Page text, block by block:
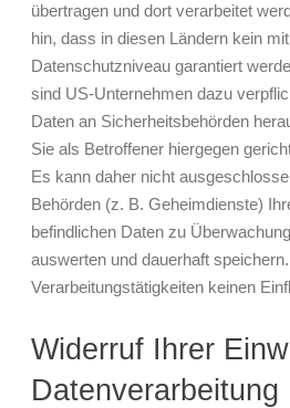
übertragen und dort verarbeitet
hin, dass in diesen Ländern kein
Datenschutzniveau garantiert
sind US-Unternehmen dazu
Daten an Sicherheitsbehörden
Sie als Betroffener hiergegen
Es kann daher nicht
Behörden (z. B. Geheimdienste)
befindlichen Daten zu
auswerten und dauerhaft
Verarbeitungstätigkeiten keinen
Widerruf Ihrer
Datenverarbeitung